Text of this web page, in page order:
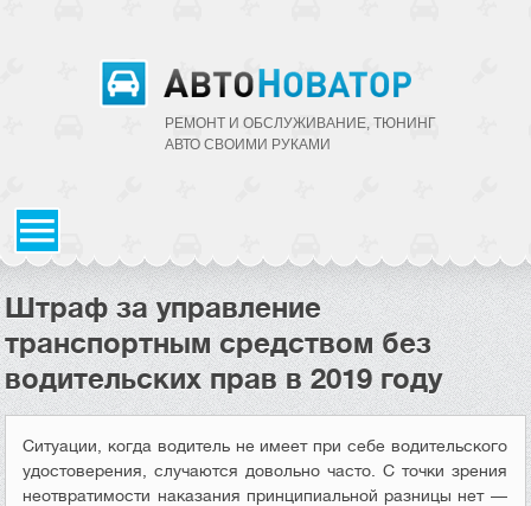
РЕМОНТ И ОБСЛУЖИВАНИЕ, ТЮНИНГ
АВТО CВОИМИ РУКАМИ
Штраф за управление
транспортным средством без
водительских прав в 2019 году
Ситуации, когда водитель не имеет при себе водительского
удостоверения, случаются довольно часто. С точки зрения
неотвратимости наказания принципиальной разницы нет —